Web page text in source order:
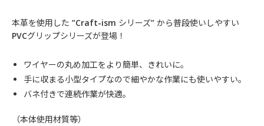
本革を使用した ”Craft-ism シリーズ” から普段使いしやすい
PVCグリップシリーズが登場！
ワイヤーの丸め加工をより簡単、きれいに。
手に収まる小型タイプなので細やかな作業にも使いやすい。
バネ付きで連続作業が快適。
（本体使用材質等）